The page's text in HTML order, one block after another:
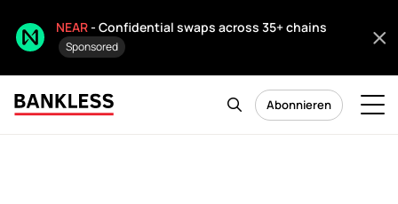
NEAR- Confidential swaps across 35+ chains
Sponsored
Abonnieren